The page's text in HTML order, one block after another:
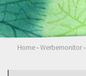
Home-Werbemonitor-